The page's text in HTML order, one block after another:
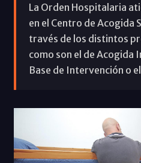
La Orden Hospitalaria
en el Centro de Acogida
través de los distintos
como son el de Acogida
Base de Intervención o